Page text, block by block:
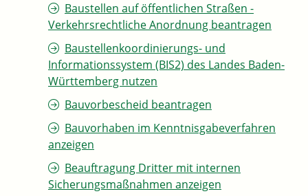
Baustellen auf öffentlichen Straßen -
Verkehrsrechtliche Anordnung beantragen
Baustellenkoordinierungs- und
Informationssystem (BIS2) des Landes Baden-
Württemberg nutzen
Bauvorbescheid beantragen
Bauvorhaben im Kenntnisgabeverfahren
anzeigen
Beauftragung Dritter mit internen
Sicherungsmaßnahmen anzeigen